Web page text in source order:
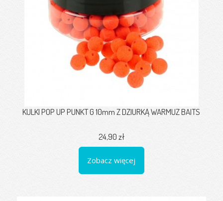
KULKI POP UP PUNKT G 10mm Z DZIURKĄ WARMUZ BAITS
24,90 zł
Zobacz więcej